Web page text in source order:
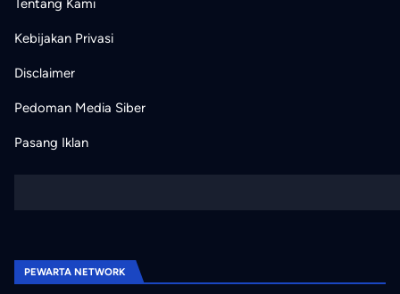
Tentang Kami
Kebijakan Privasi
Disclaimer
Pedoman Media Siber
Pasang Iklan
PEWARTA NETWORK